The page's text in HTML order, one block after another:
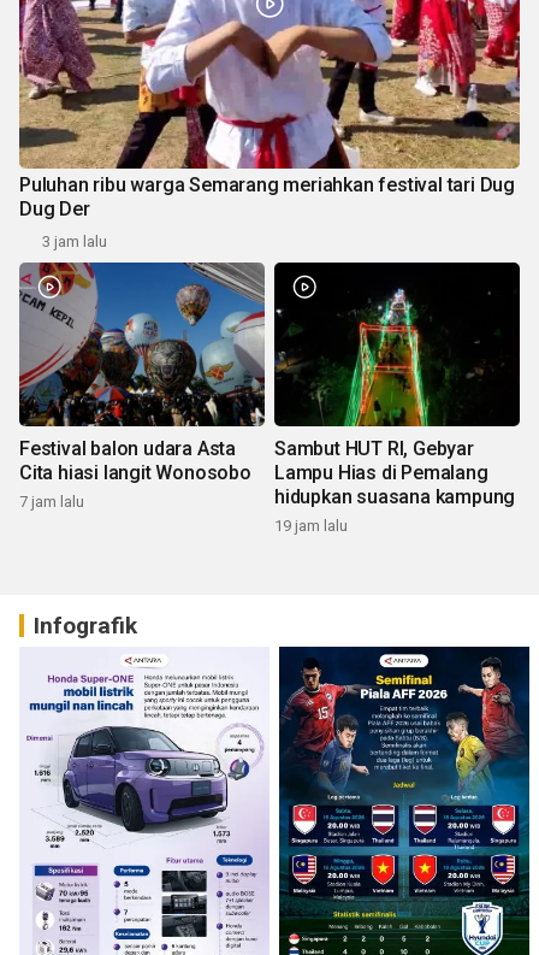
Puluhan ribu warga Semarang meriahkan festival tari Dug
Dug Der
3 jam lalu
Festival balon udara Asta
Cita hiasi langit Wonosobo
7 jam lalu
Sambut HUT RI, Gebyar
Lampu Hias di Pemalang
hidupkan suasana kampung
19 jam lalu
Infografik